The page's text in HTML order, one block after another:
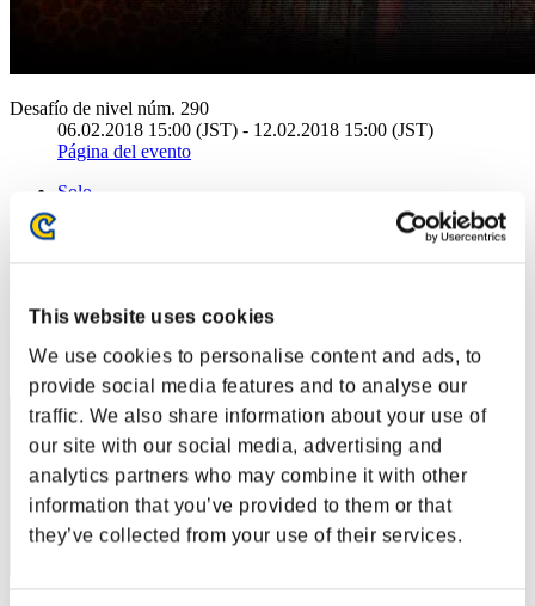
This website uses cookies
We use cookies to personalise content and ads, to
provide social media features and to analyse our
traffic. We also share information about your use of
our site with our social media, advertising and
analytics partners who may combine it with other
information that you’ve provided to them or that
they’ve collected from your use of their services.
Desafío de nivel núm. 290
06.02.2018 15:00 (JST) - 12.02.2018 15:00 (JST)
Página del evento
Solo
Posición
121